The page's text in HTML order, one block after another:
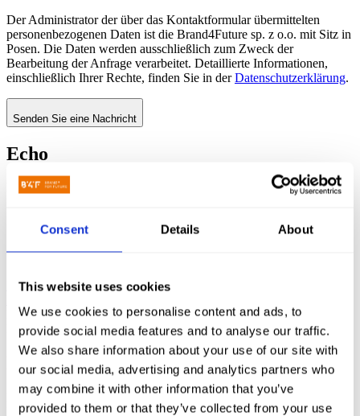
Consent Details About
This website uses cookies
We use cookies to personalise content and ads, to
provide social media features and to analyse our traffic.
We also share information about your use of our site with
our social media, advertising and analytics partners who
may combine it with other information that you’ve
provided to them or that they’ve collected from your use
Der Administrator der über das Kontaktformular übermittelten
personenbezogenen Daten ist die Brand4Future sp. z o.o. mit Sitz in
Posen. Die Daten werden ausschließlich zum Zweck der
Bearbeitung der Anfrage verarbeitet. Detaillierte Informationen,
einschließlich Ihrer Rechte, finden Sie in derDatenschutzerklärung.
Senden Sie eine Nachricht
Echo
Branding und Website der Marketingagentur ECHO
Portfolio
Markenbildung,Markenidentität
Branchen: Professionelle Dienstleistungen
Designteam: Adam Michańków(Head of Strategy)
EchoDie Macht des Verkaufs
Echo Performance Marketing (nicht zu verwechseln mit Echo
Investment :)) ist eine Einheit, die Verkaufsprozesse unterstützt,